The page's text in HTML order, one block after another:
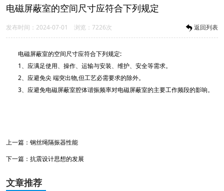
电磁屏蔽室的空间尺寸应符合下列规定
发布时间：2024-07-01 浏览：7226次 返回列表
电磁屏蔽室的空间尺寸应符合下列规定:
1、应满足使用、操作、运输与安装、维护、安全等需求。
2、应避免尖 端突出物,但工艺必需要求的除外。
3、应避免电磁屏蔽室腔体谐振频率对电磁屏蔽室的主要工作频段的影响。
上一篇： 钢丝绳隔振器性能
下一篇： 抗震设计思想的发展
文章推荐